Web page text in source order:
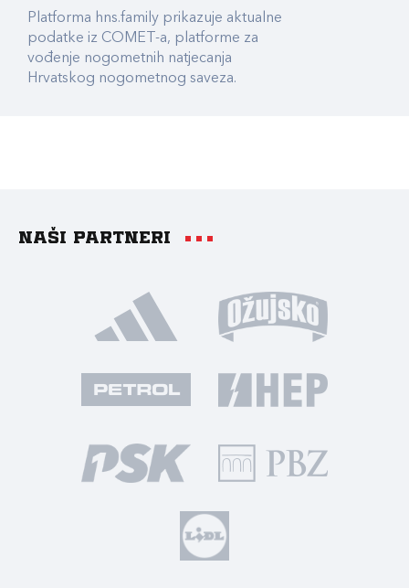
Platforma hns.family prikazuje aktualne
podatke iz COMET-a, platforme za
vođenje nogometnih natjecanja
Hrvatskog nogometnog saveza.
Naši partneri